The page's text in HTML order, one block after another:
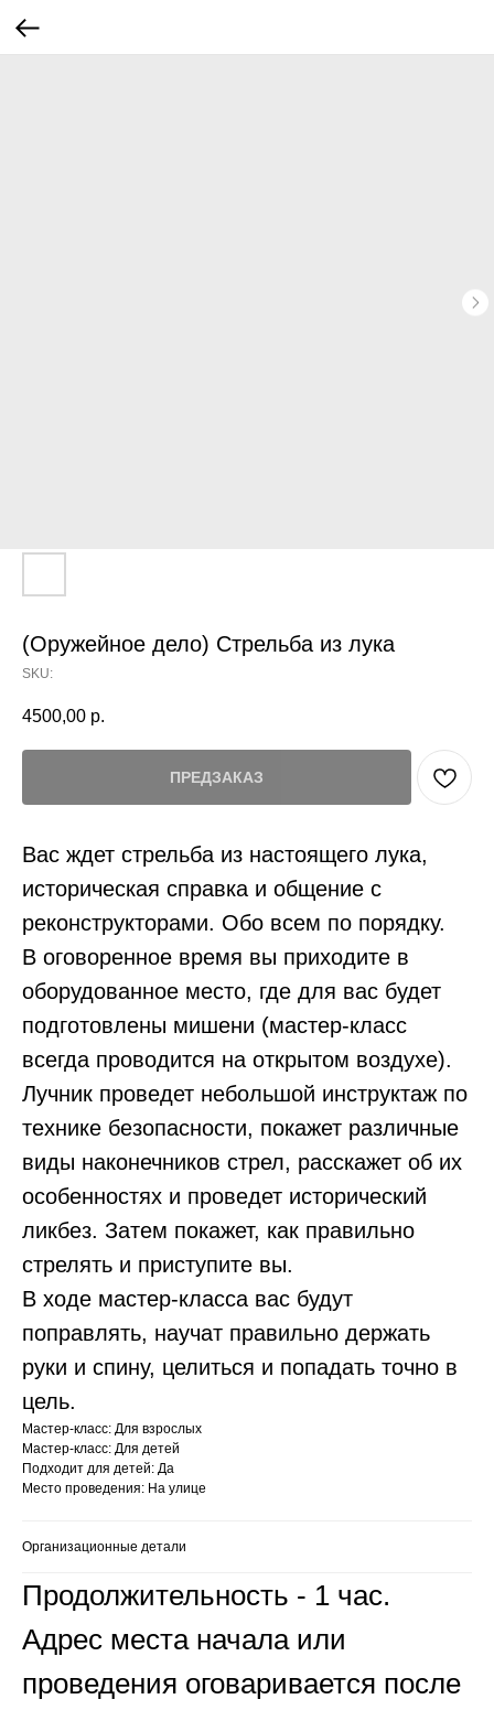
(Оружейное дело) Стрельба из лука
SKU:
4500,00 р.
ПРЕДЗАКАЗ
Вас ждет стрельба из настоящего лука,
историческая справка и общение с
реконструкторами. Обо всем по порядку.
В оговоренное время вы приходите в
оборудованное место, где для вас будет
подготовлены мишени (мастер-класс
всегда проводится на открытом воздухе).
Лучник проведет небольшой инструктаж по
технике безопасности, покажет различные
виды наконечников стрел, расскажет об их
особенностях и проведет исторический
ликбез. Затем покажет, как правильно
стрелять и приступите вы.
В ходе мастер-класса вас будут
поправлять, научат правильно держать
руки и спину, целиться и попадать точно в
цель.
Мастер-класс: Для взрослых
Мастер-класс: Для детей
Подходит для детей: Да
Место проведения: На улице
Организационные детали
Продолжительность - 1 час.
Адрес места начала или
проведения оговаривается после